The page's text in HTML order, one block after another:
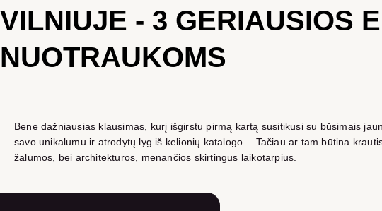
VILNIUJE - 3 GERIAUSIOS
NUOTRAUKOMS
Bene dažniausias klausimas, kurį išgirstu pirmą kartą susitikusi su būsimais
savo unikalumu ir atrodytų lyg iš kelionių katalogo… Tačiau ar tam būtina
žalumos, bei architektūros, menančios skirtingus laikotarpius.